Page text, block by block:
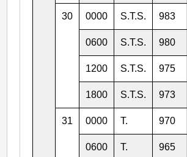
30 0000 S.T.S. 983
0600 S.T.S. 980
1200 S.T.S. 975
1800 S.T.S. 973
31 0000 T. 970
0600 T. 965